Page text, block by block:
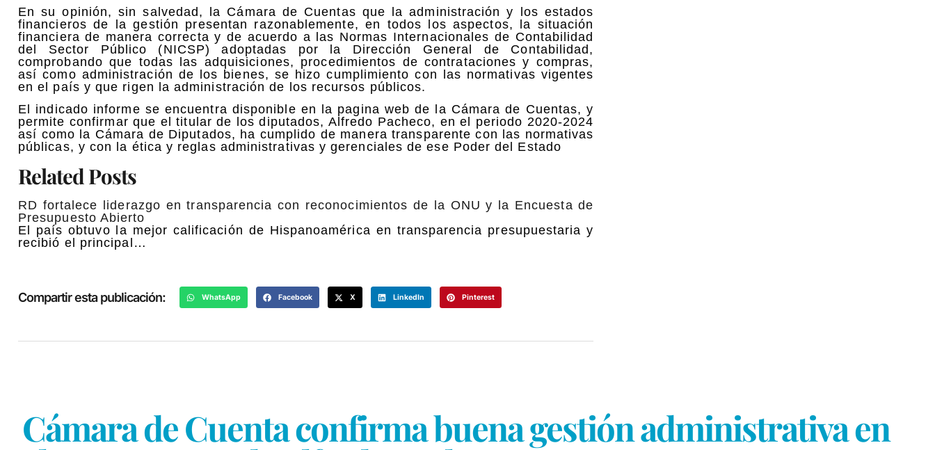
En su opinión, sin salvedad, la Cámara de Cuentas que la administración y los estados
financieros de la gestión presentan razonablemente, en todos los aspectos, la situación
financiera de manera correcta y de acuerdo a las Normas Internacionales de Contabilidad
del Sector Público (NICSP) adoptadas por la Dirección General de Contabilidad,
comprobando que todas las adquisiciones, procedimientos de contrataciones y compras,
así como administración de los bienes, se hizo cumplimiento con las normativas vigentes
en el país y que rigen la administración de los recursos públicos.
El indicado informe se encuentra disponible en la pagina web de la Cámara de Cuentas, y
permite confirmar que el titular de los diputados, Alfredo Pacheco, en el periodo 2020-2024
así como la Cámara de Diputados, ha cumplido de manera transparente con las normativas
públicas, y con la ética y reglas administrativas y gerenciales de ese Poder del Estado
Related Posts
RD fortalece liderazgo en transparencia con reconocimientos de la ONU y la Encuesta de
Presupuesto Abierto
El país obtuvo la mejor calificación de Hispanoamérica en transparencia presupuestaria y
recibió el principal…
Compartir esta publicación: WhatsApp Facebook X LinkedIn Pinterest
Cámara de Cuenta confirma buena gestión administrativa en